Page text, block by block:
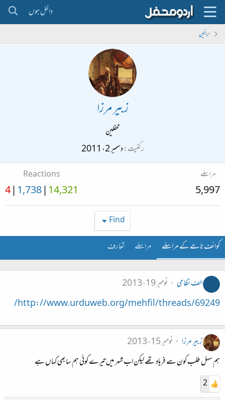
داخل ہوں
اراکین
زبیر مرزا
محفلین
رکنیت دسمبر 2، 2011
مراسلے
5,997
Reactions
14,321
1,738
4
Find
کوائف نامے کے مراسلے مراسلے تعارف
الف نظامی
نومبر 19، 2013
http://www.urduweb.org/mehfil/threads/69249/
زبیر مرزا
نومبر 15، 2013
ہم سہل طلب کون سے فرہاد تھے لیکن اب شہر میں تیرے کوئی ہم سابھی کہاں ہے
2